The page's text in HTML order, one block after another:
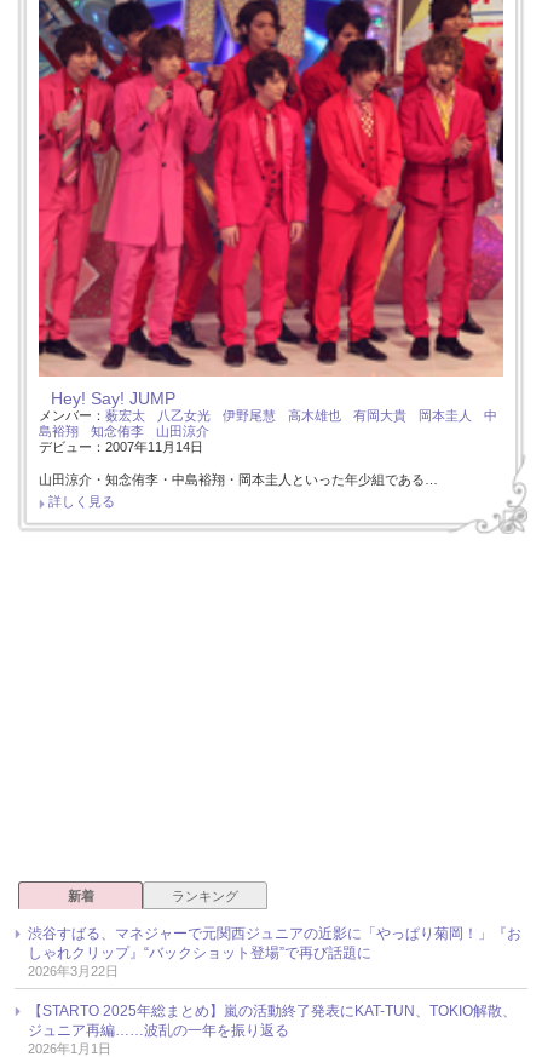
Hey! Say! JUMP
メンバー： 薮宏太 八乙女光 伊野尾慧 高木雄也 有岡大貴 岡本圭人
中
島裕翔
知念侑李
山田涼介
デビュー：2007年11月14日
山田涼介・知念侑李・中島裕翔・岡本圭人といった年少組である…
詳しく見る
新着 ランキング
渋谷すばる、マネジャーで元関西ジュニアの近影に「やっぱり菊岡！」『お
しゃれクリップ』“バックショット登場”で再び話題に
2026年3月22日
【STARTO 2025年総まとめ】嵐の活動終了発表にKAT-TUN、TOKIO解散、
ジュニア再編……波乱の一年を振り返る
2026年1月1日